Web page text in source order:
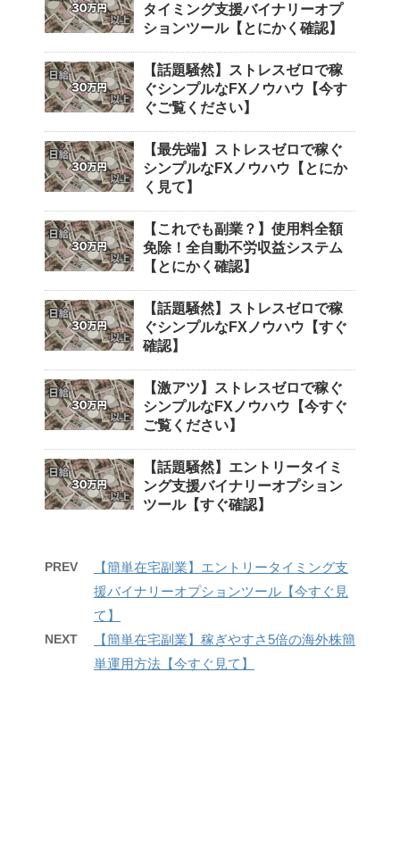
タイミング支援バイナリーオプ
ションツール【とにかく確認】
【話題騒然】ストレスゼロで稼
ぐシンプルなFXノウハウ【今す
ぐご覧ください】
【最先端】ストレスゼロで稼ぐ
シンプルなFXノウハウ【とにか
く見て】
【これでも副業？】使用料全額
免除！全自動不労収益システム
【とにかく確認】
【話題騒然】ストレスゼロで稼
ぐシンプルなFXノウハウ【すぐ
確認】
【激アツ】ストレスゼロで稼ぐ
シンプルなFXノウハウ【今すぐ
ご覧ください】
【話題騒然】エントリータイミ
ング支援バイナリーオプション
ツール【すぐ確認】
PREV
【簡単在宅副業】エントリータイミング支
援バイナリーオプションツール【今すぐ見
て】
NEXT
【簡単在宅副業】稼ぎやすさ5倍の海外株簡
単運用方法【今すぐ見て】